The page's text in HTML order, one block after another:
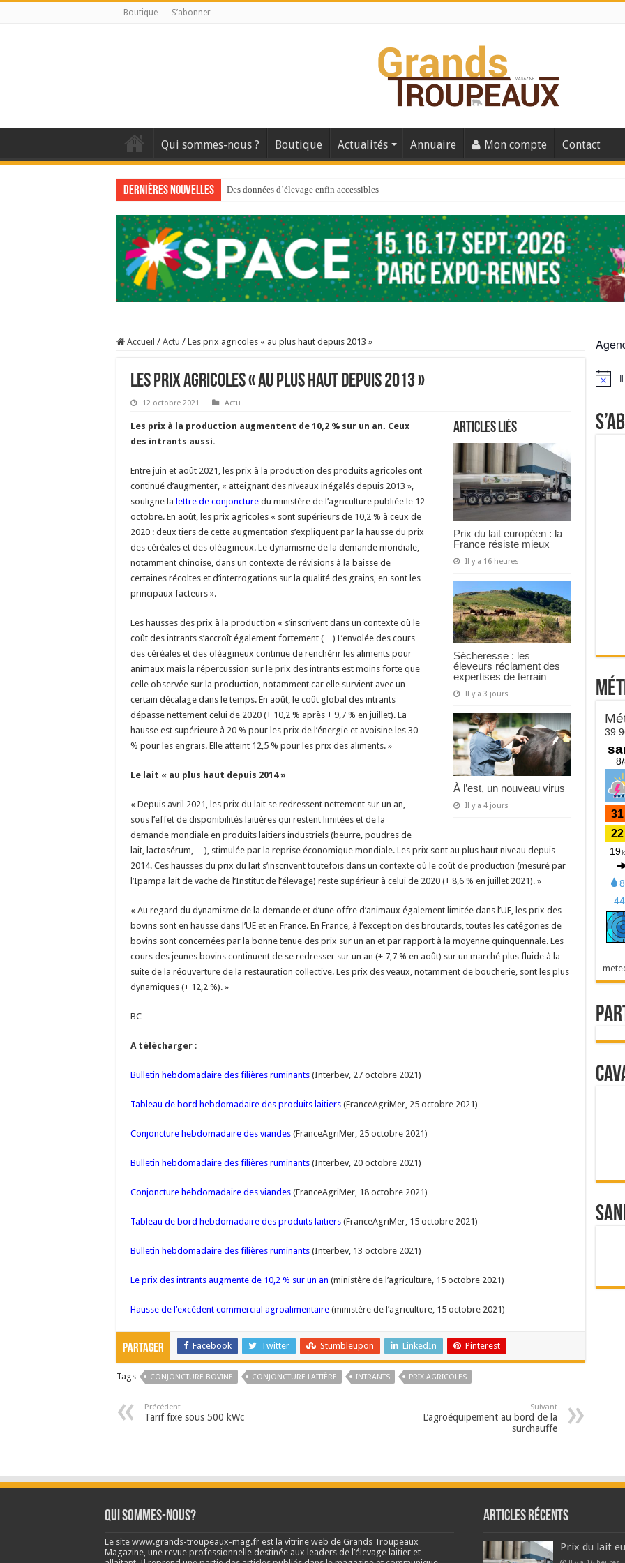
Boutique S’abonner
Qui sommes-nous ? Boutique Actualités Annuaire Mon compte Contact
Dernières nouvelles Des données d’élevage enfin accessibles
Au sommaire du premier numéro de 2025
Au sommaire de GTM 110
Aidez-nous à améliorer la santé de vos veaux !
Au sommaire de GTM 91
Sécheresse : les éleveurs réclament des expertises de terrain
Accueil / Actu / Les prix agricoles « au plus haut depuis 2013 »
Les prix agricoles « au plus haut depuis 2013 »
12 octobre 2021 Actu
Articles liés
Prix du lait européen : la
France résiste mieux
Il y a 16 heures
Sécheresse : les
éleveurs réclament des
expertises de terrain
Il y a 3 jours
À l’est, un nouveau virus
Il y a 4 jours
Les prix à la production augmentent de 10,2 % sur un an. Ceux
des intrants aussi.
Entre juin et août 2021, les prix à la production des produits agricoles ont
continué d’augmenter, « atteignant des niveaux inégalés depuis 2013 »,
souligne la lettre de conjoncture du ministère de l’agriculture publiée le 12
octobre. En août, les prix agricoles « sont supérieurs de 10,2 % à ceux de
2020 : deux tiers de cette augmentation s’expliquent par la hausse du prix
des céréales et des oléagineux. Le dynamisme de la demande mondiale,
notamment chinoise, dans un contexte de révisions à la baisse de
certaines récoltes et d’interrogations sur la qualité des grains, en sont les
principaux facteurs ».
Les hausses des prix à la production « s’inscrivent dans un contexte où le
coût des intrants s’accroît également fortement (…) L’envolée des cours
des céréales et des oléagineux continue de renchérir les aliments pour
animaux mais la répercussion sur le prix des intrants est moins forte que
celle observée sur la production, notamment car elle survient avec un
certain décalage dans le temps. En août, le coût global des intrants
dépasse nettement celui de 2020 (+ 10,2 % après + 9,7 % en juillet). La
hausse est supérieure à 20 % pour les prix de l’énergie et avoisine les 30
% pour les engrais. Elle atteint 12,5 % pour les prix des aliments. »
Le lait « au plus haut depuis 2014 »
« Depuis avril 2021, les prix du lait se redressent nettement sur un an,
sous l’effet de disponibilités laitières qui restent limitées et de la
demande mondiale en produits laitiers industriels (beurre, poudres de
lait, lactosérum, …), stimulée par la reprise économique mondiale. Les prix sont au plus haut niveau depuis
2014. Ces hausses du prix du lait s’inscrivent toutefois dans un contexte où le coût de production (mesuré par
l’Ipampa lait de vache de l’Institut de l’élevage) reste supérieur à celui de 2020 (+ 8,6 % en juillet 2021). »
« Au regard du dynamisme de la demande et d’une offre d’animaux également limitée dans l’UE, les prix des
bovins sont en hausse dans l’UE et en France. En France, à l’exception des broutards, toutes les catégories de
bovins sont concernées par la bonne tenue des prix sur un an et par rapport à la moyenne quinquennale. Les
cours des jeunes bovins continuent de se redresser sur un an (+ 7,7 % en août) sur un marché plus fluide à la
suite de la réouverture de la restauration collective. Les prix des veaux, notamment de boucherie, sont les plus
dynamiques (+ 12,2 %). »
BC
A télécharger :
Bulletin hebdomadaire des filières ruminants (Interbev, 27 octobre 2021)
Tableau de bord hebdomadaire des produits laitiers (FranceAgriMer, 25 octobre 2021)
Conjoncture hebdomadaire des viandes (FranceAgriMer, 25 octobre 2021)
Bulletin hebdomadaire des filières ruminants (Interbev, 20 octobre 2021)
Conjoncture hebdomadaire des viandes (FranceAgriMer, 18 octobre 2021)
Tableau de bord hebdomadaire des produits laitiers (FranceAgriMer, 15 octobre 2021)
Bulletin hebdomadaire des filières ruminants (Interbev, 13 octobre 2021)
Le prix des intrants augmente de 10,2 % sur un an (ministère de l’agriculture, 15 octobre 2021)
Hausse de l’excédent commercial agroalimentaire (ministère de l’agriculture, 15 octobre 2021)
Partager Facebook Twitter Stumbleupon LinkedIn Pinterest
Tags CONJONCTURE BOVINE CONJONCTURE LAITIÈRE INTRANTS PRIX AGRICOLES
Précédent
Tarif fixe sous 500 kWc
Suivant
L’agroéquipement au bord de la
surchauffe
Notice
Qui sommes-nous?
Le site www.grands-troupeaux-mag.fr est la vitrine web de Grands Troupeaux
Magazine, une revue professionnelle destinée aux leaders de l’élevage laitier et
Articles récents
Prix du lait